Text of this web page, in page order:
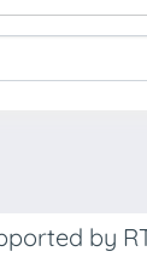
by